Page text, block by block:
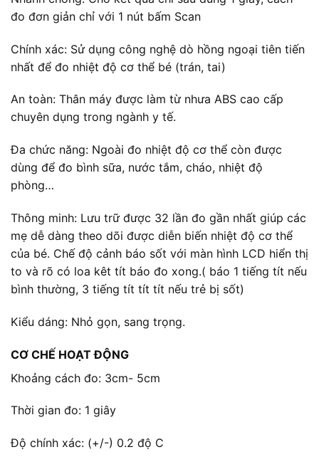
đo đơn giản chỉ với 1 nút bấm Scan
Chính xác: Sử dụng công nghệ dò hồng ngoại tiên tiến
nhất để đo nhiệt độ cơ thể bé (trán, tai)
An toàn: Thân máy được làm từ nhưa ABS cao cấp
chuyên dụng trong ngành y tế.
Đa chức năng: Ngoài đo nhiệt độ cơ thể còn được
dùng để đo bình sữa, nước tắm, cháo, nhiệt độ
phòng…
Thông minh: Lưu trữ được 32 lần đo gần nhất giúp các
mẹ dễ dàng theo dõi được diễn biến nhiệt độ cơ thể
của bé. Chế độ cảnh báo sốt với màn hình LCD hiển thị
to và rõ có loa kêt tít báo đo xong.( báo 1 tiếng tít nếu
bình thường, 3 tiếng tít tít tít nếu trẻ bị sốt)
Kiểu dáng: Nhỏ gọn, sang trọng.
CƠ CHẾ HOẠT ĐỘNG
Khoảng cách đo: 3cm- 5cm
Thời gian đo: 1 giây
Độ chính xác: (+/-) 0.2 độ C